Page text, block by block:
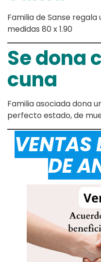
Familia de Sanse
medidas 80 x 1.90
Se dona
cuna
Familia asociada dona
perfecto estado, de
VENTAS
DE